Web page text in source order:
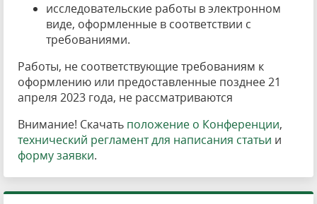
исследовательские работы в электронном
виде, оформленные в соответствии с
требованиями.
Работы, не соответствующие требованиям к
оформлению или предоставленные позднее 21
апреля 2023 года, не рассматриваются
Внимание! Скачать положение о Конференции,
технический регламент для написания статьи и
форму заявки.